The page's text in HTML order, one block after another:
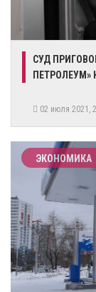
​СУД
ПЕТРОЛЕУМ»
02 июля 2021,
ЭКОНОМИКА